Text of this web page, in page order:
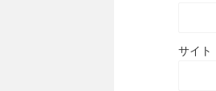
サイト